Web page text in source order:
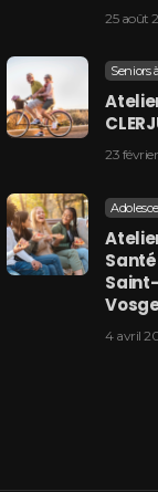
25 août
Seniors
23
4 avril